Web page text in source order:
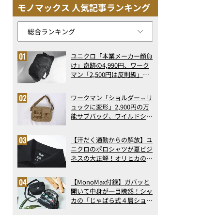
モノマックス 人気記事ランキング
ユニクロ「本業メーカー顔負
け」奇跡の4,990円、ワーク
マン「2,500円は反則級」凄
ト3】（2026年6月版）
ワークマン「ショルダー⇔リ
ュックに変形」2,900円の万
能サブバッグ、ワイルドシン
記事ランキングベスト3】
（2026年6月版）
【汗だく通勤からの解放】ユ
ニクロのポロシャツが夏ビジ
ネスの大正解！オリヒカの透
アの実力
【MonoMax付録】ガバッと
開いて中身が一目瞭然！シャ
カの「じゃばら式４層ショル